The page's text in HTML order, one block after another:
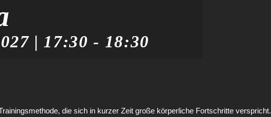
| 17:30 - 18:30
die sich in kurzer Zeit große körperliche Fortschritte verspricht.